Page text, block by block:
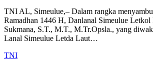
TNI AL, Simeulue,– Dalam rangka
Ramadhan 1446 H, Danlanal Simeulue
Sukmana, S.T., M.T., M.Tr.Opsla., yang
Lanal Simeulue Letda Laut…
TNI